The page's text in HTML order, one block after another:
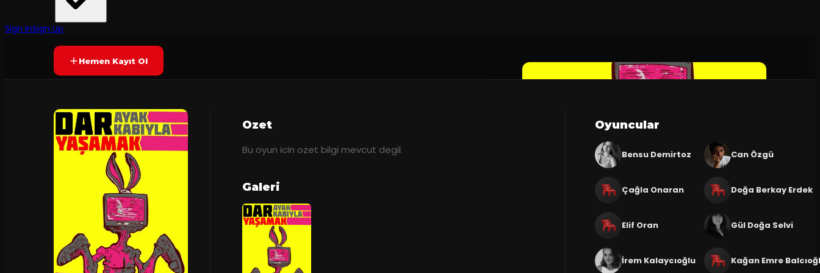
Sign InSign UpSONA ERDI
Hemen Kayıt Ol
Ozet
Bu oyun icin ozet bilgi mevcut degil.
Galeri
Oyuncular
Bensu Demirtoz Can Özgü
Çağla Onaran Doğa Berkay Erdek
Elif Oran Gül Doğa Selvi
İrem Kalaycıoğlu Kağan Emre